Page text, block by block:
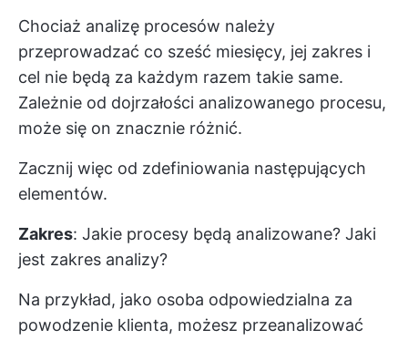
Chociaż analizę procesów należy
przeprowadzać co sześć miesięcy, jej zakres i
cel nie będą za każdym razem takie same.
Zależnie od dojrzałości analizowanego procesu,
może się on znacznie różnić.
Zacznij więc od zdefiniowania następujących
elementów.
Zakres: Jakie procesy będą analizowane? Jaki
jest zakres analizy?
Na przykład, jako osoba odpowiedzialna za
powodzenie klienta, możesz przeanalizować